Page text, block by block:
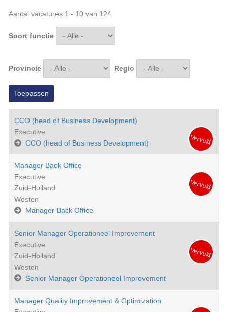
Aantal vacatures 1 - 10 van 124
Soort functie
Provincie Regio
CCO (head of Business Development)
Vervuld
Executive
CCO (head of Business Development)
Manager Back Office
Vervuld
Executive
Zuid-Holland
Westen
Manager Back Office
Senior Manager Operationeel Improvement
Vervuld
Executive
Zuid-Holland
Westen
Senior Manager Operationeel Improvement
Manager Quality Improvement & Optimization